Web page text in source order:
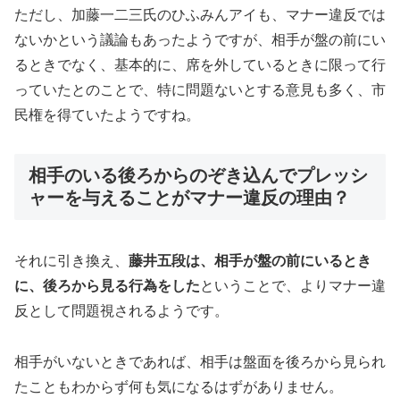
ただし、加藤一二三氏のひふみんアイも、マナー違反では
ないかという議論もあったようですが、相手が盤の前にい
るときでなく、基本的に、席を外しているときに限って行
っていたとのことで、特に問題ないとする意見も多く、市
民権を得ていたようですね。
相手のいる後ろからのぞき込んでプレッシ
ャーを与えることがマナー違反の理由？
それに引き換え、 藤井五段は、相手が盤の前にいるとき
に、後ろから見る行為をしたということで、よりマナー違
反として問題視されるようです。
相手がいないときであれば、相手は盤面を後ろから見られ
たこともわからず何も気になるはずがありません。